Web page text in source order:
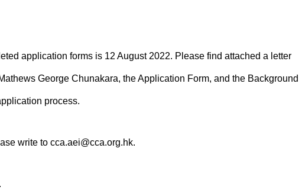
application forms is 12 August 2022. Please find attached a letter
George Chunakara, the Application Form, and the Background
process.
write to cca.aei@cca.org.hk.